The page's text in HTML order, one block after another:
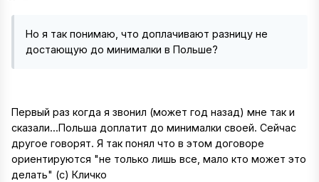
Но я так понимаю, что доплачивают разницу не
достающую до минималки в Польше?
Первый раз когда я звонил (может год назад) мне так и
сказали...Польша доплатит до минималки своей. Сейчас
другое говорят. Я так понял что в этом договоре
ориентируются "не только лишь все, мало кто может это
делать" (с) Кличко